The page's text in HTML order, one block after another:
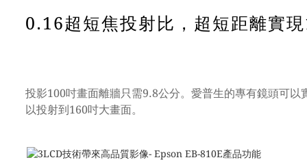
0.16超短焦投射比，超短距離實
投影100吋畫面離牆只需9.8公分。愛普生的專有鏡頭可
以投射到160吋大畫面。